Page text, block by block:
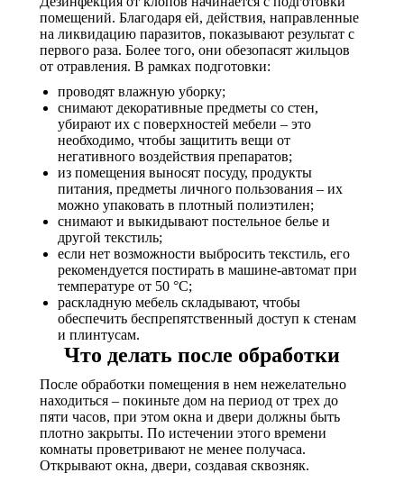
помещений. Благодаря ей, действия, направленные
на ликвидацию паразитов, показывают результат с
первого раза. Более того, они обезопасят жильцов
от отравления. В рамках подготовки:
проводят влажную уборку;
снимают декоративные предметы со стен,
убирают их с поверхностей мебели – это
необходимо, чтобы защитить вещи от
негативного воздействия препаратов;
из помещения выносят посуду, продукты
питания, предметы личного пользования – их
можно упаковать в плотный полиэтилен;
снимают и выкидывают постельное белье и
другой текстиль;
если нет возможности выбросить текстиль, его
рекомендуется постирать в машине-автомат при
температуре от 50 °C;
раскладную мебель складывают, чтобы
обеспечить беспрепятственный доступ к стенам
и плинтусам.
Что делать после обработки
После обработки помещения в нем нежелательно
находиться – покиньте дом на период от трех до
пяти часов, при этом окна и двери должны быть
плотно закрыты. По истечении этого времени
комнаты проветривают не менее получаса.
Открывают окна, двери, создавая сквозняк.